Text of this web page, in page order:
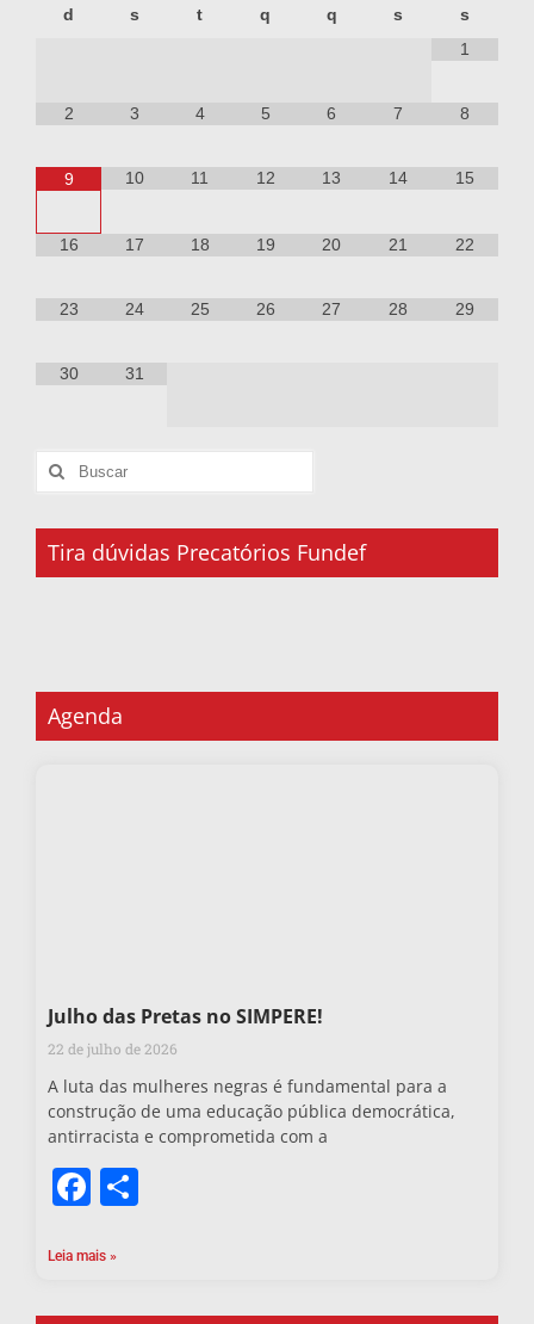
d s t q q s
s
1
2 3 4 5 6 7 8
9 10 11 12 13 14 15
16 17 18 19 20 21 22
23 24 25 26 27 28 29
30 31
Tira dúvidas Precatórios Fundef
Agenda
Julho das Pretas no SIMPERE!
22 de julho de 2026
A luta das mulheres negras é fundamental para a
construção de uma educação pública democrática,
antirracista e comprometida com a
Facebook
Leia mais »